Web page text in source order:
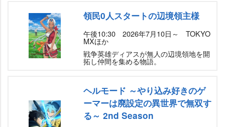
領民0人スタートの辺境領主様
午後10:30 2026年7月10日～ TOKYO
MXほか
戦争英雄ディアスが無人の辺境領地を開
拓し仲間を集める物語。
ヘルモード ～やり込み好きのゲ
ーマーは廃設定の異世界で無双す
る～ 2nd Season